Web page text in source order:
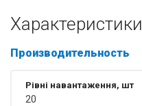
Характеристики
Производительность
Рівні навантаження, шт
20